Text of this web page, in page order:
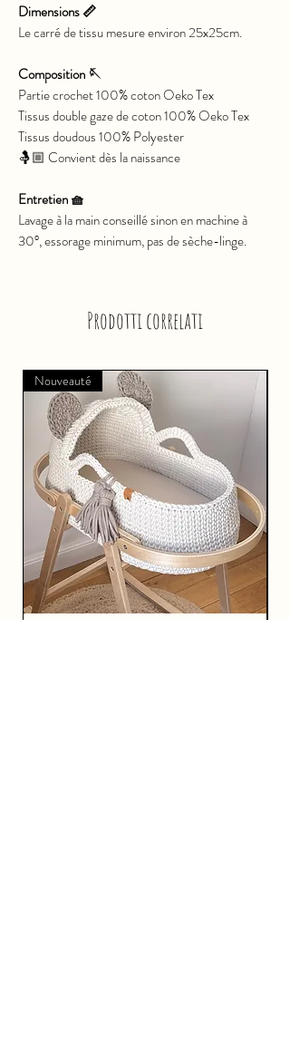
Dimensions 📏
Le carré de tissu mesure environ 25x25cm.
Composition 🪡
Partie crochet 100% coton Oeko Tex
Tissus double gaze de coton 100% Oeko Tex
Tissus doudous 100% Polyester
🤱🏼 Convient dès la naissance
Entretien 🧺
Lavage à la main conseillé sinon en machine à
30°, essorage minimum, pas de sèche-linge.
Prodotti correlati
Nouveauté